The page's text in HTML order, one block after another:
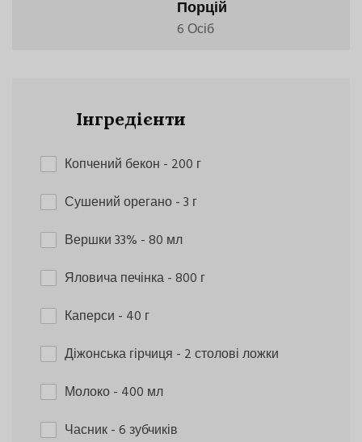
Порцій
6 Осіб
Інгредієнти
Копчений бекон - 200 г
Сушений орегано- 3 г
Вершки 33% - 80 мл
Яловича печінка- 800 г
Каперси - 40 г
Діжонська гірчиця - 2 столові ложки
Молоко- 400 мл
Часник- 6 зубчиків